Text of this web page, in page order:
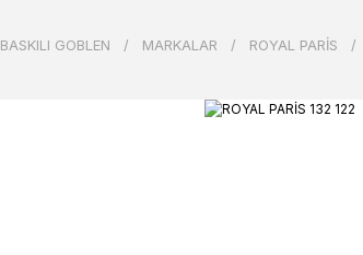
BASKILI GOBLEN MARKALAR ROYAL PARİS